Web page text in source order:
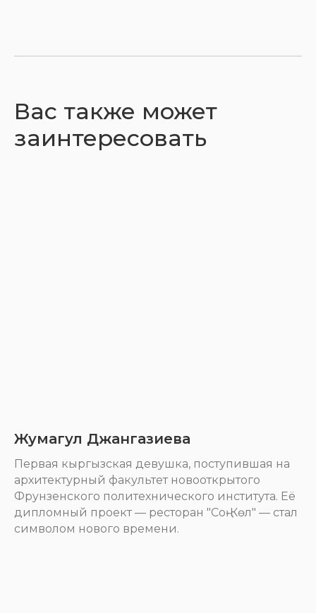
Вас также может
заинтересовать
Жумагул Джангазиева
Первая кыргызская девушка, поступившая на
архитектурный факультет новооткрытого
Фрунзенского политехнического института. Её
дипломный проект — ресторан "Соң-Көл" — стал
символом нового времени.